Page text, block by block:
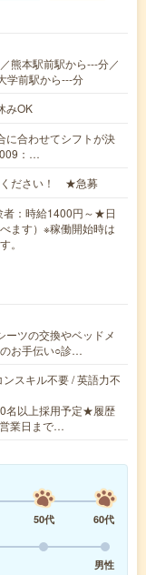
熊本駅前駅から---分／
学前駅から---分
みOK
合わせてシフトが決
：…
ください！ ★急募
：時給1400円～★日
ます）※稼働開始時は
。
ツの交換やベッドメ
お手伝い○診…
スキル不要 / 英語力不
以上採用予定★履歴
業日まで…
50代
60代
男性